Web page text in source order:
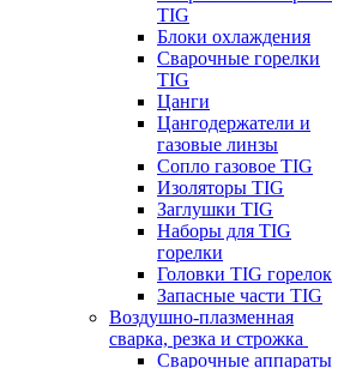
TIG
Блоки охлаждения
Сварочные горелки
TIG
Цанги
Цангодержатели и
газовые линзы
Сопло газовое TIG
Изоляторы TIG
Заглушки TIG
Наборы для TIG
горелки
Головки TIG горелок
Запасные части TIG
Воздушно-плазменная
сварка, резка и строжка
Сварочные аппараты